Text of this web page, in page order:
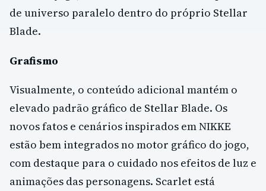
de universo paralelo dentro do próprio Stellar
Blade.
Grafismo
Visualmente, o conteúdo adicional mantém o
elevado padrão gráfico de Stellar Blade. Os
novos fatos e cenários inspirados em NIKKE
estão bem integrados no motor gráfico do jogo,
com destaque para o cuidado nos efeitos de luz e
animações das personagens. Scarlet está